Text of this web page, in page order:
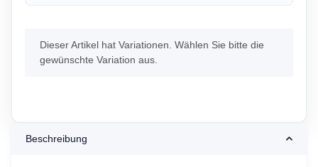
x
Dieser Artikel hat Variationen. Wählen Sie bitte die
gewünschte Variation aus.
Beschreibung